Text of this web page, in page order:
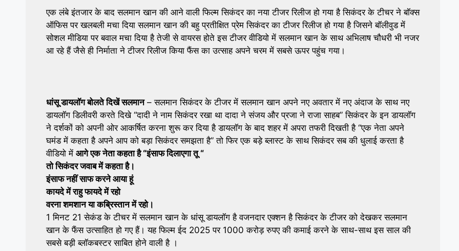
एक लंबे इंतजार के बाद सलमान खान की आने वाली फिल्म सिकंदर का नया टीजर रिलीज हो गया है सिकंदर के टीचर ने बॉक्स
ऑफिस पर खलबली मचा दिया सलमान खान की बहु प्रतीक्षित प्रेम सिकंदर का टीजर रिलीज हो गया है जिसने बॉलीवुड में
सोशल मीडिया पर बवाल मचा दिया है तेजी से वायरस होते इस टीजर वीडियो में सलमान खान के साथ अभिलाष चौधरी भी नजर
आ रहे हैं जैसे ही निर्माता ने टीजर रिलीज किया फैंस का उत्साह अपने चरम में सबसे ऊपर पहुंच गया।
धांसू डायलॉग बोलते दिखें सलमान– सलमान सिकंदर के टीजर में सलमान खान अपने नए अवतार में नए अंदाज के साथ नए
डायलॉग डिलीवरी करते दिखे “दादी ने नाम सिकंदर रखा था दादा ने संजय और प्रजा ने राजा साहब” सिकंदर के इन डायलॉग
ने दर्शकों को अपनी ओर आकर्षित करना शुरू कर दिया है डायलॉग के बाद शहर में अपरा तफरी दिखती है “एक नेता अपने
घमंड में कहता है अपने आप को बड़ा सिकंदर समझता है” तो फिर एक बड़े ब्लास्ट के साथ सिकंदर सब की धुलाई करता है
वीडियो में आगे एक नेता कहता है “इंसाफ दिलाएगा तू “
तो सिकंदर जवाब में कहता है।
इंसाफ नहीं साफ करने आया हूं
कायदे में राहु फायदे में रहो
वरना शमशान या कब्रिस्तान में रहो।
1 मिनट 21 सेकंड के टीचर में सलमान खान के धांसू डायलॉग है वजनदार एक्शन है सिकंदर के टीजर को देखकर सलमान
खान के फैंस उत्साहित हो गए हैं। यह फिल्म ईद 2025 पर 1000 करोड़ रुपए की कमाई करने के साथ-साथ इस साल की
सबसे बड़ी ब्लॉकबस्टर साबित होने वाली है ।